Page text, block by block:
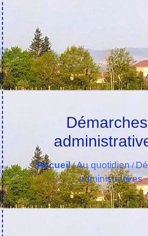
Démarches
Accueil/Au quotidien/
administratives